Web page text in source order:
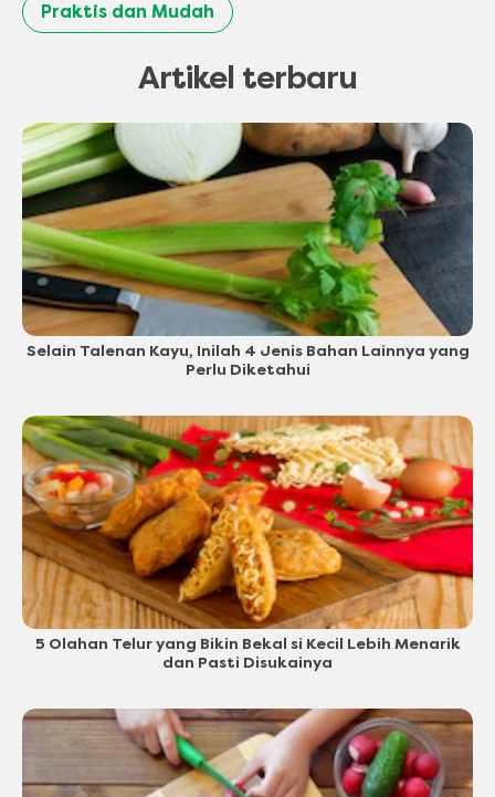
Praktis dan Mudah
Artikel terbaru
Selain Talenan Kayu, Inilah 4 Jenis Bahan Lainnya yang
Perlu Diketahui
5 Olahan Telur yang Bikin Bekal si Kecil Lebih Menarik
dan Pasti Disukainya